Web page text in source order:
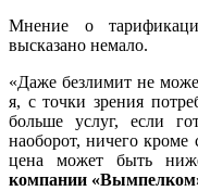
Мнение о
высказано немало.
«Даже безлимит не
я, с точки зрения
больше услуг, если
наоборот, ничего
цена может быть
компании